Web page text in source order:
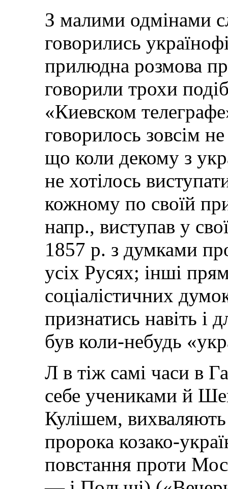
З малими одмінами
говорились
прилюдна розмова
говорили трохи
«Киевском
говорилось зовсім
що коли декому з
не хотілось
кожному по своїй
напр., виступав у
1857 р. з думками
усіх Русях; інші
соціалістичних
признатись навіть і
був коли-небудь
Л в тіж самі часи в
себе учениками й
Кулішем,
пророка козако-
повстання проти